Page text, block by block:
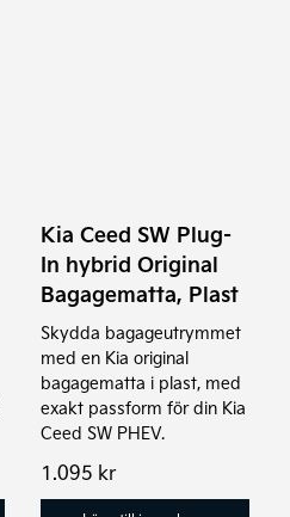
Kia Ceed SW Plug-
In hybrid Original
Bagagematta, Plast
Skydda bagageutrymmet
med en Kia original
bagagematta i plast, med
exakt passform för din Kia
Ceed SW PHEV.
1.095 kr